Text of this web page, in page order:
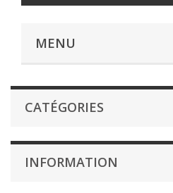
MENU
CATÉGORIES
INFORMATION